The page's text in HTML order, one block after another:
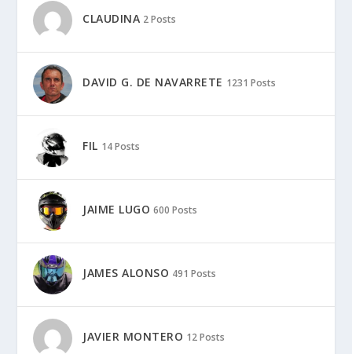
CLAUDINA 2 Posts
DAVID G. DE NAVARRETE 1231 Posts
FIL 14 Posts
JAIME LUGO 600 Posts
JAMES ALONSO 491 Posts
JAVIER MONTERO 12 Posts